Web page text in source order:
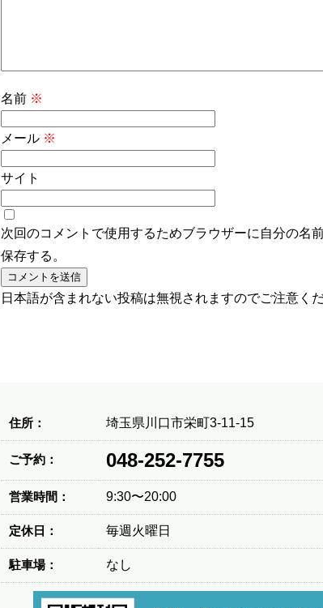
名前 ※
メール ※
サイト
次回のコメントで使用するためブラウザーに自分の名
保存する。
日本語が含まれない投稿は無視されますのでご注意く
住所： 埼玉県川口市栄町3-11-15
ご予約： 048-252-7755
営業時間： 9:30〜20:00
定休日： 毎週火曜日
駐車場： なし